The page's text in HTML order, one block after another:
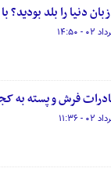
دنیا را بلد
فرش و پسته به